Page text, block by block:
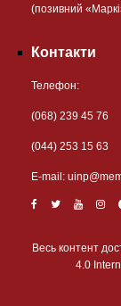
(позивний
Контакти
Телефон:
(068) 239 45 76
(044) 253 15 63
Е-mail:
Весь контент
4.0